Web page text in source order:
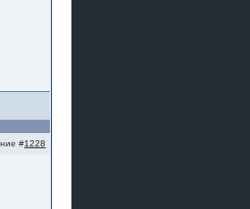
#1228